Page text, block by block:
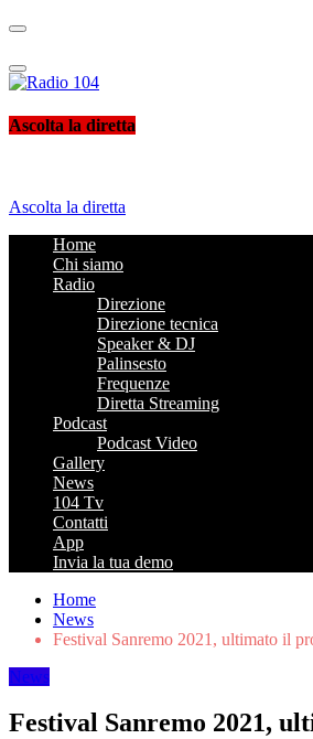
Radio 104
Like It !
Ascolta la diretta
Ascolta la diretta
Home
Chi siamo
Radio
Direzione
Direzione tecnica
Speaker & DJ
Palinsesto
Frequenze
Diretta Streaming
Podcast
Podcast Video
Gallery
News
104 Tv
Contatti
App
Invia la tua demo
Home
News
Festival Sanremo 2021, ultimato il
News
Festival Sanremo 2021,